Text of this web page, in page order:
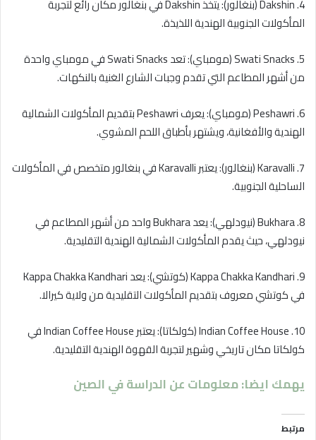
4. Dakshin (بنغالور): يتخذ Dakshin في بنغالور مكان رائع لتجربة
المأكولات الجنوبية الهندية اللذيذة.
5. Swati Snacks (مومباي): تعد Swati Snacks في مومباي واحدة
من أشهر المطاعم التي تقدم وجبات الشارع الغنية بالنكهات.
6. Peshawri (مومباي): يعرف Peshawri بتقديم المأكولات الشمالية
الهندية والأفغانية، ويشتهر بأطباق اللحم المشوي.
7. Karavalli (بنغالور): يعتبر Karavalli في بنغالور متخصص في المأكولات
الساحلية الجنوبية.
8. Bukhara (نيودلهي): يعد Bukhara واحد من أشهر المطاعم في
نيودلهي، حيث يقدم المأكولات الشمالية الهندية التقليدية.
9. Kappa Chakka Kandhari (كوتشي): يعد Kappa Chakka Kandhari
في كوتشي معروف بتقديم المأكولات التقليدية من ولاية كيرالا.
10. Indian Coffee House (كولكاتا): يعتبر Indian Coffee House في
كولكاتا مكان تاريخي وشهير لتجربة القهوة الهندية التقليدية.
يهمك ايضا: معلومات عن الدراسة في الصين
مرتبط